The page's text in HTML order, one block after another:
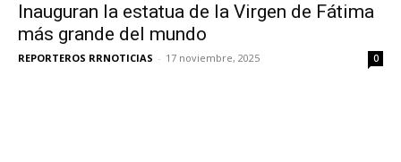
Inauguran la estatua de la Virgen de Fátima
más grande del mundo
REPORTEROS RRNOTICIAS - 17 noviembre, 2025 0